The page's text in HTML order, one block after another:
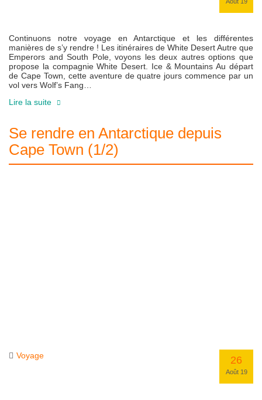
Continuons notre voyage en Antarctique et les différentes
manières de s’y rendre ! Les itinéraires de White Desert Autre que
Emperors and South Pole, voyons les deux autres options que
propose la compagnie White Desert. Ice & Mountains Au départ
de Cape Town, cette aventure de quatre jours commence par un
vol vers Wolf’s Fang…
Lire la suite
Se rendre en Antarctique depuis
Cape Town (1/2)
Voyage 26
Août 19